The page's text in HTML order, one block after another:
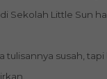
Sekolah Little Sun
susah,